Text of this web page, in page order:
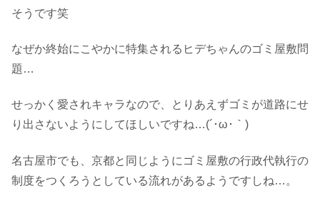
そうです笑
なぜか終始にこやかに特集されるヒデちゃんのゴミ屋敷問
題…
せっかく愛されキャラなので、とりあえずゴミが道路にせ
り出さないようにしてほしいですね…(´･ω･｀)
名古屋市でも、京都と同じようにゴミ屋敷の行政代執行の
制度をつくろうとしている流れがあるようですしね…。